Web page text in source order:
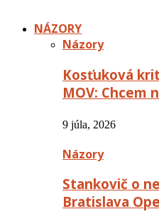
NÁZORY
Názory
Kosťuková
MOV: Chcem
9 júla, 2026
Názory
Stankovič o
Bratislava